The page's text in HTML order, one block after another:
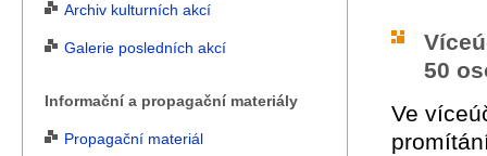
Archiv kulturních akcí
Galerie posledních akcí
Informační a propagační materiály
Propagační materiál
50
Ve